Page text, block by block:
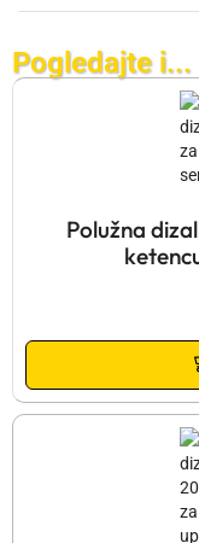
Pogledajte i...
Polužna